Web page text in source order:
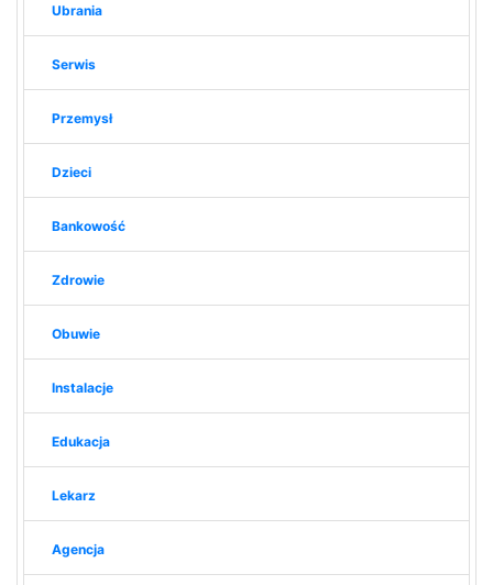
Ubrania
Serwis
Przemysł
Dzieci
Bankowość
Zdrowie
Obuwie
Instalacje
Edukacja
Lekarz
Agencja